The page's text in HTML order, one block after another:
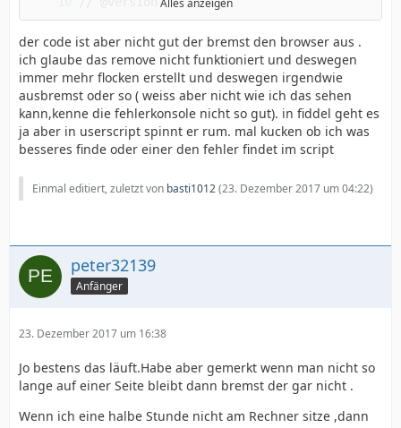
Alles anzeigen
der code ist aber nicht gut der bremst den browser aus .
ich glaube das remove nicht funktioniert und deswegen
immer mehr flocken erstellt und deswegen irgendwie
ausbremst oder so ( weiss aber nicht wie ich das sehen
kann,kenne die fehlerkonsole nicht so gut). in fiddel geht es
ja aber in userscript spinnt er rum. mal kucken ob ich was
besseres finde oder einer den fehler findet im script
Einmal editiert, zuletzt von basti1012(23. Dezember 2017 um 04:22)
peter32139
Anfänger
23. Dezember 2017 um 16:38
Jo bestens das läuft.Habe aber gemerkt wenn man nicht so
lange auf einer Seite bleibt dann bremst der gar nicht .
Wenn ich eine halbe Stunde nicht am Rechner sitze ,dann